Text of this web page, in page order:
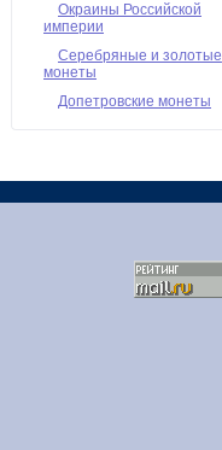
Окраины Российской
империи
Серебряные и золотые
монеты
Допетровские монеты